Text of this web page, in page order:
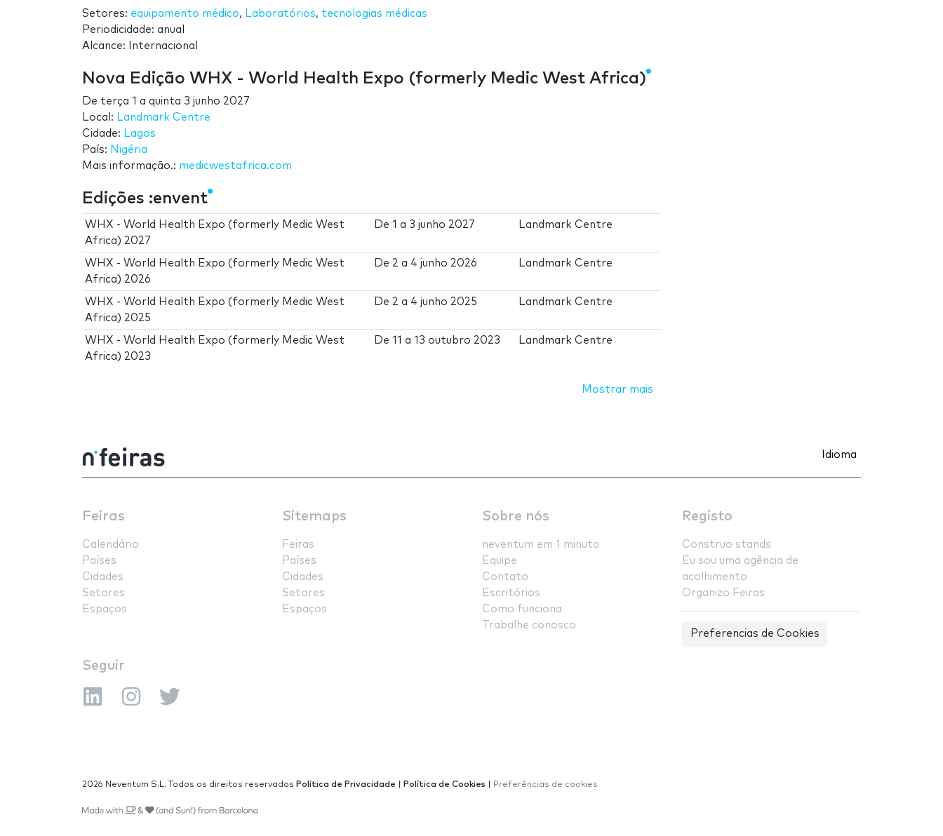
Setores: equipamento médico, Laboratórios, tecnologias médicas
Periodicidade: anual
Alcance: Internacional
Nova Edição WHX - World Health Expo (formerly Medic West Africa)
De terça 1 a quinta 3 junho 2027
Local: Landmark Centre
Cidade: Lagos
País: Nigéria
Mais informação.: medicwestafrica.com
Edições :envent
WHX - World Health Expo (formerly Medic West
Africa) 2027
De1 a 3 junho 2027 Landmark Centre
WHX - World Health Expo (formerly Medic West
Africa) 2026
De 2 a 4 junho 2026 Landmark Centre
WHX - World Health Expo (formerly Medic West
Africa) 2025
De 2 a 4 junho 2025 Landmark Centre
WHX - World Health Expo (formerly Medic West
Africa) 2023
De11 a13 outubro 2023 Landmark Centre
Mostrar mais
Idioma
Feiras
Calendário
Países
Cidades
Setores
Espaços
Sitemaps
Feiras
Países
Cidades
Setores
Espaços
Sobre nós
neventum em 1 minuto
Equipe
Contato
Escritórios
Como funciona
Trabalhe conosco
Registo
Construo stands
Eu sou uma agência de
acolhimento
Organizo Feiras
Preferencias de Cookies
Seguir
2026 Neventum S.L. Todos os direitos reservados Política de Privacidade Política de Cookies Preferências de cookies